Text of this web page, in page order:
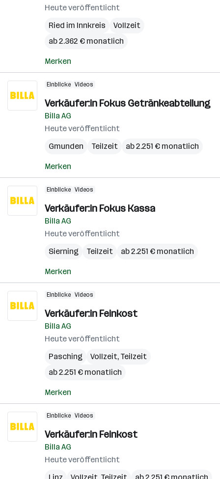
Heute veröffentlicht
Ried im Innkreis
Vollzeit
ab 2.362 € monatlich
Merken
Einblicke Videos
Verkäufer:in Fokus Getränkeabteilung
Billa AG
Heute veröffentlicht
Gmunden
Teilzeit ab 2.251 € monatlich
Merken
Einblicke Videos
Verkäufer:in Fokus Kassa
Billa AG
Heute veröffentlicht
Sierning
Teilzeit ab 2.251 € monatlich
Merken
Einblicke Videos
Verkäufer:in Feinkost
Billa AG
Heute veröffentlicht
Pasching
Vollzeit, Teilzeit
ab 2.251 € monatlich
Merken
Einblicke Videos
Verkäufer:in Feinkost
Billa AG
Heute veröffentlicht